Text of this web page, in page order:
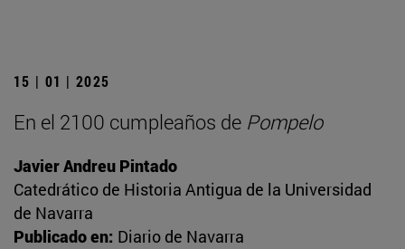
15 | 01 | 2025
En el 2100 cumpleaños de Pompelo
Javier Andreu Pintado
Catedrático de Historia Antigua de la Universidad
de Navarra
Publicado en: Diario de Navarra